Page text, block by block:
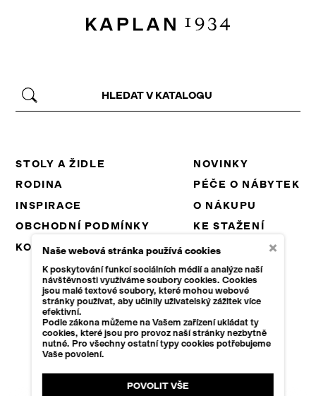
STOLY A ŽIDLE
RODINA
INSPIRACE
OBCHODNÍ PODMÍNKY
KONTAKT
NOVINKY
PÉČE O NÁBYTEK
O NÁKUPU
KE STAŽENÍ
PROJEKTY EU
KARIÉRA
B2B
© 2026 KAPLAN 1934, S.R.O.
INFO@KAPLAN1934.CZ
Naše webová stránka používá cookies
K poskytování funkcí sociálních médií a analýze naší
návštěvnosti využíváme soubory cookies. Cookies
jsou malé textové soubory, které mohou webové
stránky používat, aby učinily uživatelský zážitek více
efektivní.
Podle zákona můžeme na Vašem zařízení ukládat ty
cookies, které jsou pro provoz naší stránky nezbytně
nutné. Pro všechny ostatní typy cookies potřebujeme
Vaše povolení.
POVOLIT VŠE
×